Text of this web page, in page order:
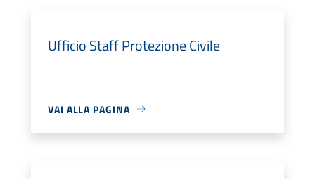
Ufficio Staff Protezione Civile
VAI ALLA PAGINA